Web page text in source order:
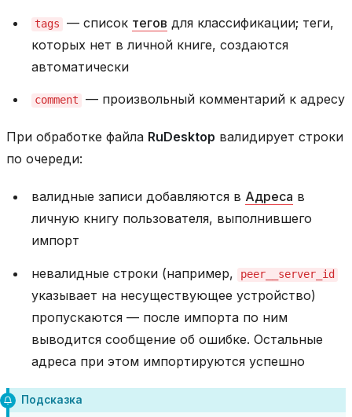
tags — список тегов для классификации; теги,
которых нет в личной книге, создаются
автоматически
comment — произвольный комментарий к адресу
При обработке файла RuDesktop валидирует строки
по очереди:
валидные записи добавляются в Адреса в
личную книгу пользователя, выполнившего
импорт
невалидные строки (например, peer__server_id
указывает на несуществующее устройство)
пропускаются — после импорта по ним
выводится сообщение об ошибке. Остальные
адреса при этом импортируются успешно
Подсказка